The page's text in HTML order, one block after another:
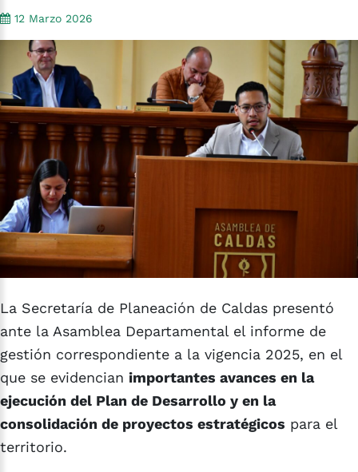
12 Marzo 2026
La Secretaría de Planeación de Caldas presentó
ante la Asamblea Departamental el informe de
gestión correspondiente a la vigencia 2025, en el
que se evidencian importantes avances en la
ejecución del Plan de Desarrollo y en la
consolidación de proyectos estratégicos para el
territorio.